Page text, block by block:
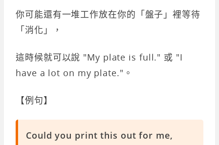
你可能還有一堆工作放在你的「盤子」裡等待
「消化」，
這時候就可以說 "My plate is full." 或 "I
have a lot on my plate."。
【例句】
Could you print this out for me,